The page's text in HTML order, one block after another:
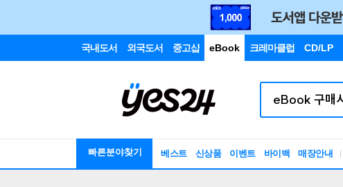
국내도서 외국도서 중고샵 eBook 크레마클럽 CD/LP
빠른분야찾기 베스트 신상품 이벤트 바이백 매장안내